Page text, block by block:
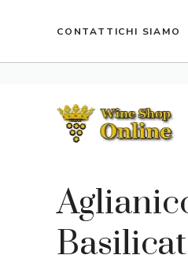
CONTATTICHI SIAMO